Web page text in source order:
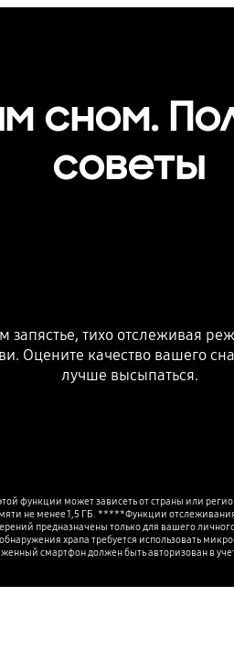
сном.
советы
тихо отслеживая
Оцените качество вашего
лучше высыпаться.
функции может зависеть от страны или
не менее 1,5 ГБ. *****Функции
предназначены только для вашего
храпа требуется использовать
смартфон должен быть авторизован в